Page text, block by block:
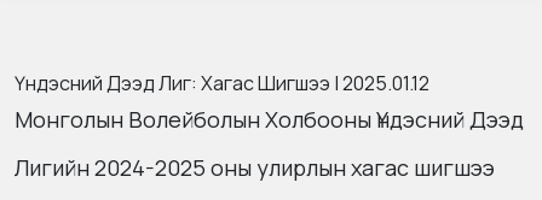
Үндэсний Дээд Лиг: Хагас Шигшээ | 2025.01.12
Монголын Волейболын Холбооны Үндэсний Дээд
Лигийн 2024-2025 оны улирлын хагас шигшээ